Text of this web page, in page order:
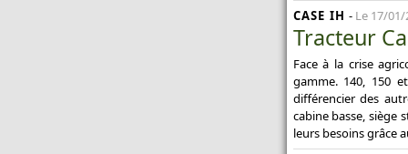
CASE IH - Le 17/01/
Tracteur
Face à la crise
gamme. 140, 150
différencier des
cabine basse,
leurs besoins grâce